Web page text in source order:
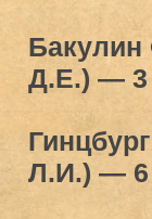
Бакулин
Д.Е.) — 3
Л.И.) — 6